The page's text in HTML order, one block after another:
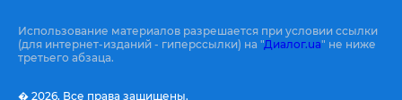
Использование материалов разрешается при условии ссылки
(для интернет-изданий - гиперссылки) на "Диалог.ua" не ниже
третьего абзаца.
� 2026, Все права защищены.